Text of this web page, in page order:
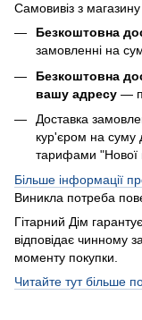
Самовивіз з
Безкоштовна
замовленні на
Безкоштовна
вашу адресу —
Доставка
кур'єром на суму
тарифами "Нової
Більше інформації
Виникла потреба
Гітарний Дім
відповідає чинному
моменту покупки.
Читайте тут більше